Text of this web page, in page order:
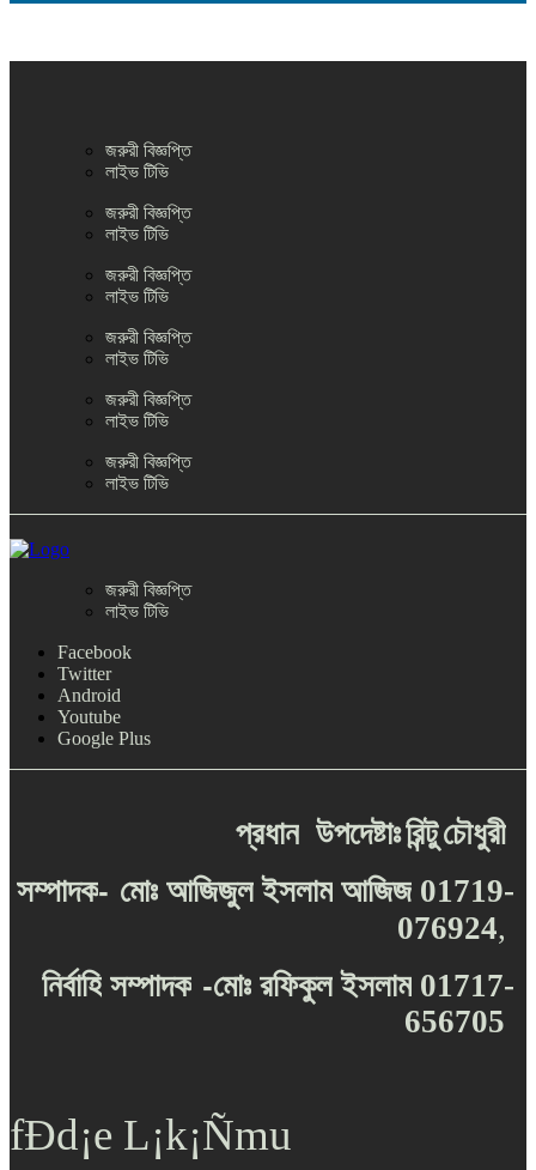
জরুরী বিজ্ঞপ্তি
লাইভ টিভি
জরুরী বিজ্ঞপ্তি
লাইভ টিভি
জরুরী বিজ্ঞপ্তি
লাইভ টিভি
জরুরী বিজ্ঞপ্তি
লাইভ টিভি
জরুরী বিজ্ঞপ্তি
লাইভ টিভি
জরুরী বিজ্ঞপ্তি
লাইভ টিভি
জরুরী বিজ্ঞপ্তি
লাইভ টিভি
Facebook
Twitter
Android
Youtube
Google Plus
প্রধান উপদেষ্টাঃরিন্টুচৌধুরী
সম্পাদক- মোঃ আজিজুল ইসলাম আজিজ 01719-
076924,
নির্বাহি সম্পাদক -মোঃ রফিকুল ইসলাম 01717-
656705
fÐd¡e L¡k¡Ñmu